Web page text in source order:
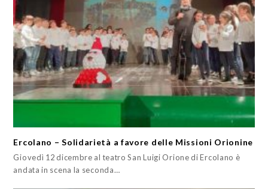
Ercolano – Solidarietà a favore delle Missioni Orionine
Giovedì 12 dicembre al teatro San Luigi Orione di Ercolano è
andata in scena la seconda…